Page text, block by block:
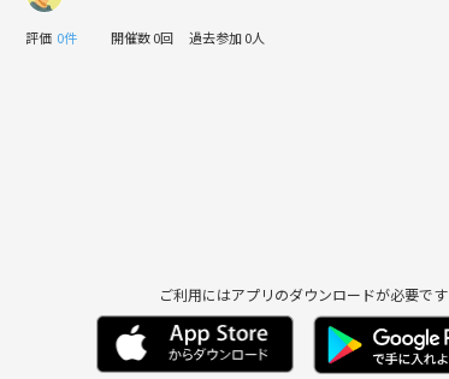
評価 0件 開催数 0回 過去参加 0人
ご利用にはアプリのダウンロードが必要です